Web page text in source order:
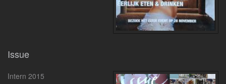
Issue
Intern 2015